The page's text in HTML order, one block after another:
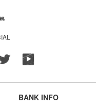
BANK INFO